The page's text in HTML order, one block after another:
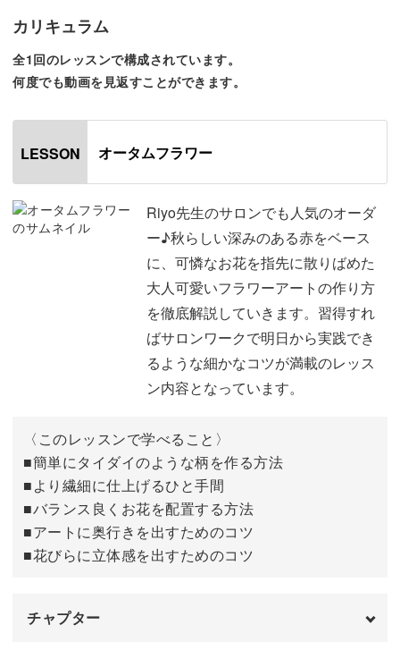
開！
シンプルな工程だけで繊細なアートに見せるコツや、「お
向けて大人の女性らしく綺麗目に仕上げるためのコツもお
伝えしますよ。
秋らしい深みのある赤をベースに、可憐なお花を指先に散
りばめた大人可愛いフラワーアートの作り方を徹底解説し
具体的なポイントとしては、
◆簡単にタイダイのような柄を作る方法
◆より繊細に仕上げるひと手間
◆バランス良くお花を配置する方法
◆花びらに立体感を出すためのコツ
習得すればサロンワークで明日から実践できるような細か
なコツが満載のレッスン内容となっています。
クリーム系の色味を使うのがベター◎♪
カリキュラム
全1回のレッスンで構成されています。
何度でも動画を見返すことができます。
LESSON オータムフラワー
Riyo先生のサロンでも人気のオーダ
ー♪秋らしい深みのある赤をベース
に、可憐なお花を指先に散りばめた
大人可愛いフラワーアートの作り方
を徹底解説していきます。習得すれ
ばサロンワークで明日から実践でき
るような細かなコツが満載のレッス
ン内容となっています。
〈このレッスンで学べること〉
■簡単にタイダイのような柄を作る方法
■より繊細に仕上げるひと手間
■バランス良くお花を配置する方法
■アートに奥行きを出すためのコツ
■花びらに立体感を出すためのコツ
チャプター